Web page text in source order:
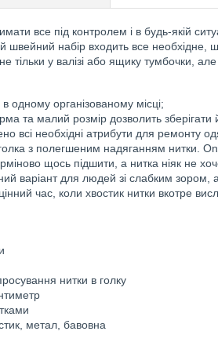
все під контролем і в будь-якій
швейний набір входить все необхідне,
тільки у валізі або ящику тумбочки,
одному організованому місці;
та малий розмір дозволить зберігати
всі необхідні атрибути для ремонту
з полегшеним надяганням нитки.
щось підшити, а нитка ніяк не
варіант для людей зі слабким
час, коли хвостик нитки вкотре
нитки в голку
метал, бавовна